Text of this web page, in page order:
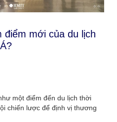
điểm mới của du lịch
một điểm đến du lịch thời
chiến lược để định vị thương